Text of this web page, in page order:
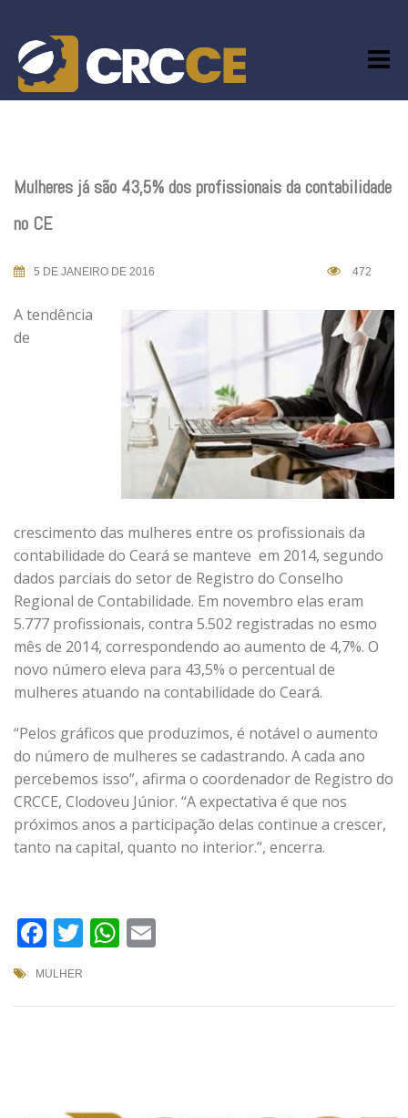
content
Mulheres já são 43,5% dos profissionais da contabilidade
no CE
5 DE JANEIRO DE 2016 472
A tendência
de
crescimento das mulheres entre os profissionais da
contabilidade do Ceará se manteve em 2014, segundo
dados parciais do setor de Registro do Conselho
Regional de Contabilidade. Em novembro elas eram
5.777 profissionais, contra 5.502 registradas no esmo
mês de 2014, correspondendo ao aumento de 4,7%. O
novo número eleva para 43,5% o percentual de
mulheres atuando na contabilidade do Ceará.
“Pelos gráficos que produzimos, é notável o aumento
do número de mulheres se cadastrando. A cada ano
percebemos isso”, afirma o coordenador de Registro do
CRCCE, Clodoveu Júnior. “A expectativa é que nos
próximos anos a participação delas continue a crescer,
tanto na capital, quanto no interior.”, encerra.
Facebook
TwitterWhatsApp
MULHER